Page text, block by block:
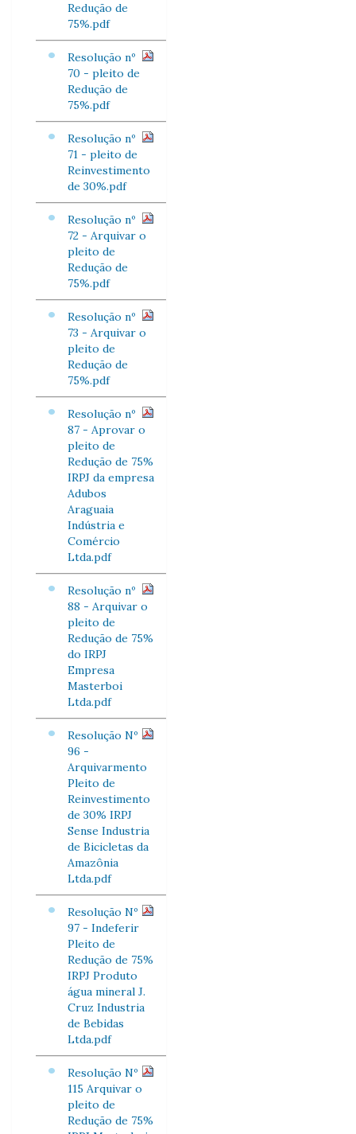
Redução de
75%.pdf
Resolução nº
70 - pleito de
Redução de
75%.pdf
Resolução nº
71 - pleito de
Reinvestimento
de 30%.pdf
Resolução nº
72 - Arquivar o
pleito de
Redução de
75%.pdf
Resolução nº
73 - Arquivar o
pleito de
Redução de
75%.pdf
Resolução nº
87 - Aprovar o
pleito de
Redução de 75%
IRPJ da empresa
Adubos
Araguaia
Indústria e
Comércio
Ltda.pdf
Resolução nº
88 - Arquivar o
pleito de
Redução de 75%
do IRPJ
Empresa
Masterboi
Ltda.pdf
Resolução Nº
96 -
Arquivarmento
Pleito de
Reinvestimento
de 30% IRPJ
Sense Industria
de Bicicletas da
Amazônia
Ltda.pdf
Resolução Nº
97 - Indeferir
Pleito de
Redução de 75%
IRPJ Produto
água mineral J.
Cruz Industria
de Bebidas
Ltda.pdf
Resolução Nº
115 Arquivar o
pleito de
Redução de 75%